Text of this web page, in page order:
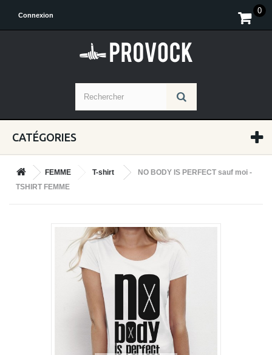
0
Connexion
CATÉGORIES
FEMME T-shirt
NO BODY IS PERFECT sauf moi -
TSHIRT FEMME